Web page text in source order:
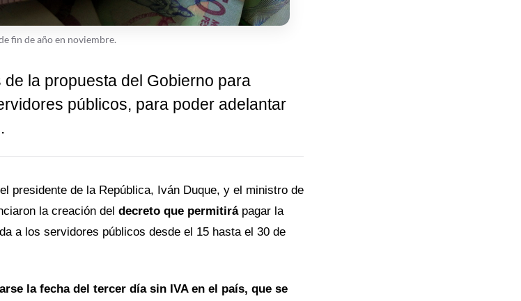
fin de año en noviembre.
la propuesta del Gobierno para
públicos, para poder adelantar
presidente de la República, Iván Duque, y el ministro de
la creación del decreto que permitirá pagar la
a los servidores públicos desde el 15 hasta el 30 de
la fecha del tercer día sin IVA en el país, que se